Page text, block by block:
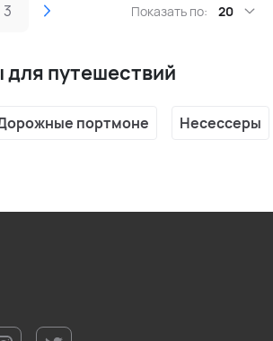
3 Показать по: 20
путешествий
портмоне Несессеры